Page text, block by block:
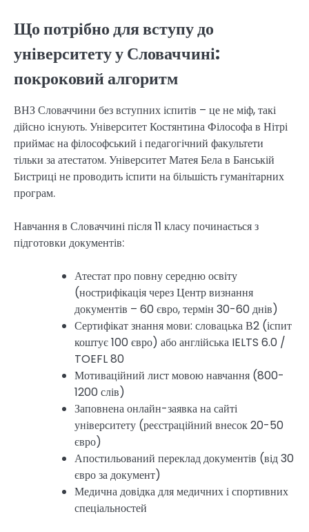
Що потрібно для вступу до
університету у Словаччині:
покроковий алгоритм
ВНЗ Словаччини без вступних іспитів – це не міф, такі
дійсно існують. Університет Костянтина Філософа в Нітрі
приймає на філософський і педагогічний факультети
тільки за атестатом. Університет Матея Бела в Банській
Бистриці не проводить іспити на більшість гуманітарних
програм.
Навчання в Словаччині після 11 класу починається з
підготовки документів:
Атестат про повну середню освіту
(нострифікація через Центр визнання
документів – 60 євро, термін 30-60 днів)
Сертифікат знання мови: словацька В2 (іспит
коштує 100 євро) або англійська IELTS 6.0 /
TOEFL 80
Мотиваційний лист мовою навчання (800-
1200 слів)
Заповнена онлайн-заявка на сайті
університету (реєстраційний внесок 20-50
євро)
Апостильований переклад документів (від 30
євро за документ)
Медична довідка для медичних і спортивних
спеціальностей